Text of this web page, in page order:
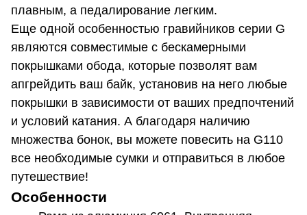
плавным, а педалирование легким.
Еще одной особенностью гравийников серии G
являются совместимые с бескамерными
покрышками обода, которые позволят вам
апгрейдить ваш байк, установив на него любые
покрышки в зависимости от ваших предпочтений
и условий катания. А благодаря наличию
множества бонок, вы можете повесить на G110
все необходимые сумки и отправиться в любое
путешествие!
Особенности